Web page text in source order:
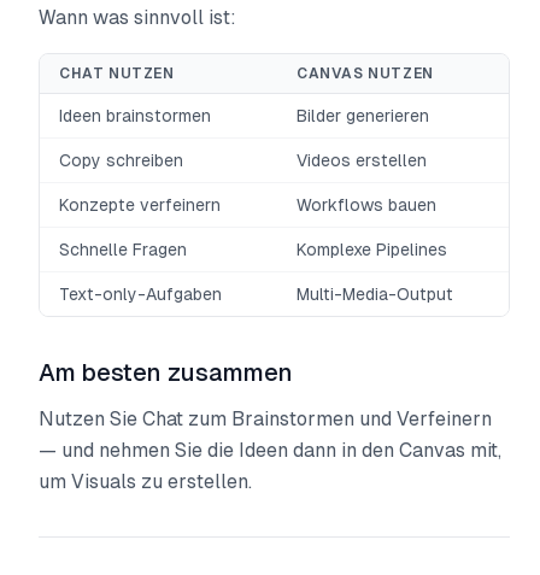
Wann was sinnvoll ist:
CHAT NUTZEN CANVAS NUTZEN
Ideen brainstormen Bilder generieren
Copy schreiben Videos erstellen
Konzepte verfeinern Workflows bauen
Schnelle Fragen Komplexe Pipelines
Text-only-Aufgaben Multi-Media-Output
Am besten zusammen
Nutzen Sie Chat zum Brainstormen und Verfeinern
— und nehmen Sie die Ideen dann in den Canvas mit,
um Visuals zu erstellen.